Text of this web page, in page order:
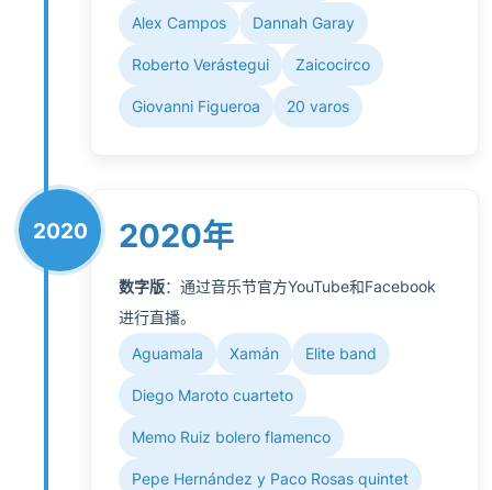
Alex Campos Dannah Garay
Roberto Verástegui Zaicocirco
Giovanni Figueroa 20 varos
2020 2020年
数字版：通过音乐节官方YouTube和Facebook
进行直播。
Aguamala Xamán Elite band
Diego Maroto cuarteto
Memo Ruiz bolero flamenco
Pepe Hernández y Paco Rosas quintet